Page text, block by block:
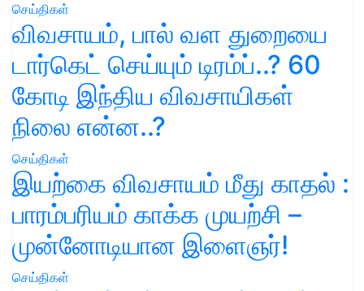
செய்திகள்
விவசாயம், பால் வள துறையை
டார்கெட் செய்யும் டிரம்ப்..? 60
கோடி இந்திய விவசாயிகள்
நிலை என்ன..?
செய்திகள்
இயற்கை விவசாயம் மீது காதல் :
பாரம்பரியம் காக்க முயற்சி –
முன்னோடியான இளைஞர்!
செய்திகள்